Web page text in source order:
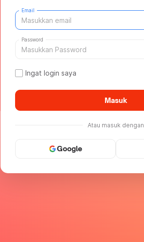
Email
Password
Ingat login saya
Masuk
Atau masuk dengan
Google